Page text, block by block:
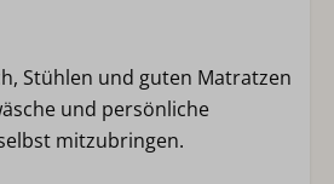
Stühlen und guten Matratzen
und persönliche
mitzubringen.